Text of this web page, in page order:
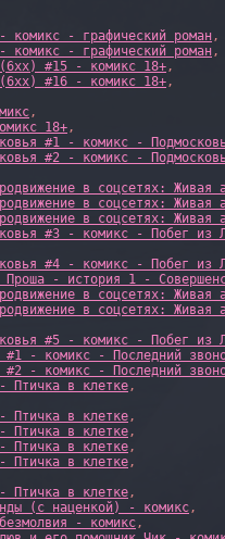
комикс - графический роман,
комикс - графический роман,
#15 - комикс 18+,
#16 - комикс 18+,
,
18+,
#1 - комикс -
#2 - комикс -
в соцсетях: Живая
в соцсетях: Живая
в соцсетях: Живая
#3 - комикс - Побег из
#4 - комикс - Побег из
- история 1 -
в соцсетях: Живая
в соцсетях: Живая
#5 - комикс - Побег из
#1 - комикс - Последний
#2 - комикс - Последний
Птичка в клетке,
Птичка в клетке,
Птичка в клетке,
Птичка в клетке,
Птичка в клетке,
Птичка в клетке,
(с наценкой) - комикс,
- комикс,